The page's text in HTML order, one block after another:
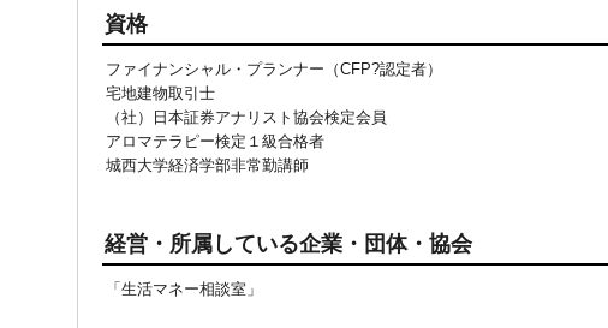
資格
ファイナンシャル・プランナー（CFP?認定者）
宅地建物取引士
（社）日本証券アナリスト協会検定会員
アロマテラピー検定１級合格者
城西大学経済学部非常勤講師
経営・所属している企業・団体・協会
「生活マネー相談室」